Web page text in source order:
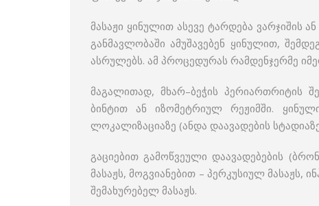
მასაჟი ყინულით ასევე ტარდება ვარჯიშის
განმავლობაში ამუშავებენ ყინულით,
ასრულებს. ამ პროცედურას რამდენჯერმე
მაგალითად, მხარ–ბეჭის პერიართრიტის
ბინტით ან იზომეტრიულ რეჟიმში.
ლოკალიზაციაზე (ანდა დაავადების
გაციებით გამოწვეული დაავადებების
მასაჟს, მოგვიანებით – პერკუსიულ
შემახურებელ მასაჟს.